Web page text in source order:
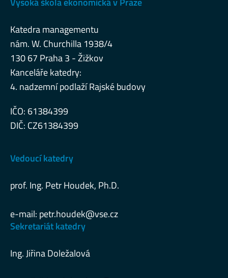
Katedra managementu
nám. W. Churchilla 1938/4
130 67 Praha 3 - Žižkov
Kanceláře katedry:
4. nadzemní podlaží Rajské budovy
IČO: 61384399
DIČ: CZ61384399
Vedoucí katedry
prof. Ing. Petr Houdek, Ph.D.
e-mail: petr.houdek@vse.cz
Sekretariát katedry
Ing. Jiřina Doležalová